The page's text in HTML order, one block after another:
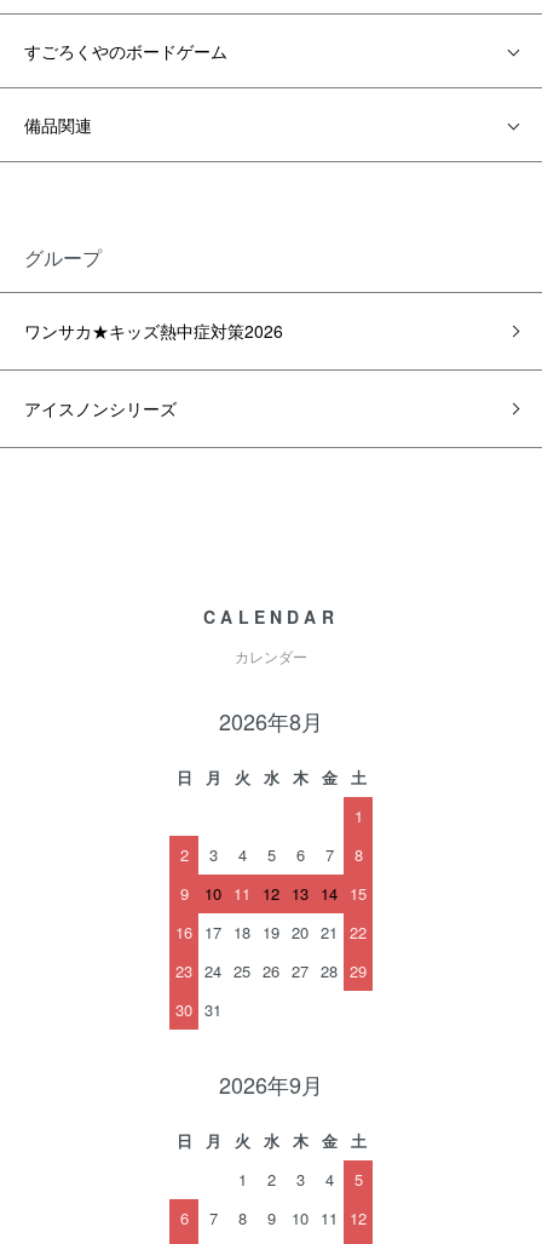
すごろくやのボードゲーム
備品関連
グループ
ワンサカ★キッズ熱中症対策2026
アイスノンシリーズ
CALENDAR
カレンダー
2026年8月
日 月 火 水 木 金
土
1
2
3 4 5 6 7
8
9
10 11 12 13 14 15
16 17 18 19 20 21
22
23 24 25 26 27 28 29
30 31
2026年9月
日 月 火 水 木 金
土
1
2 3 4
5
6
7 8 9 10 11
12